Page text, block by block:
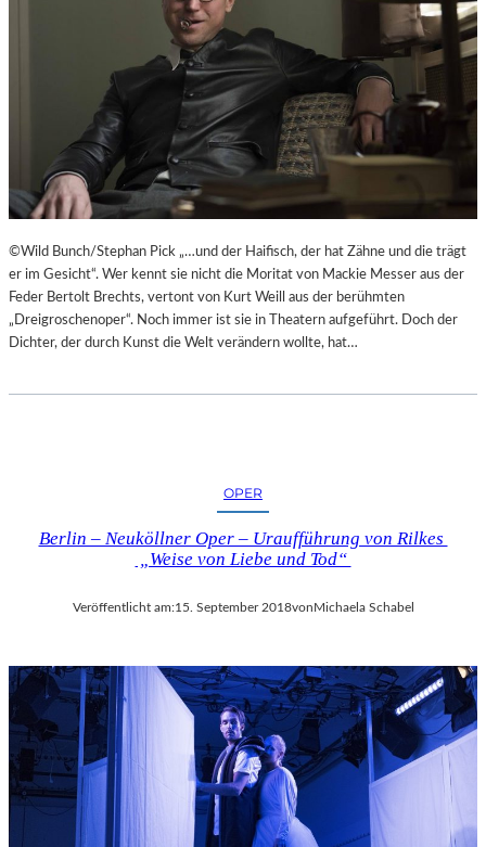
©Wild Bunch/Stephan Pick „…und der Haifisch, der hat Zähne und die trägt
er im Gesicht“. Wer kennt sie nicht die Moritat von Mackie Messer aus der
Feder Bertolt Brechts, vertont von Kurt Weill aus der berühmten
„Dreigroschenoper“. Noch immer ist sie in Theatern aufgeführt. Doch der
Dichter, der durch Kunst die Welt verändern wollte, hat…
OPER
Berlin – Neuköllner Oper – Uraufführung von Rilkes
„Weise von Liebe und Tod“
Veröffentlicht am:15. September 2018vonMichaela Schabel